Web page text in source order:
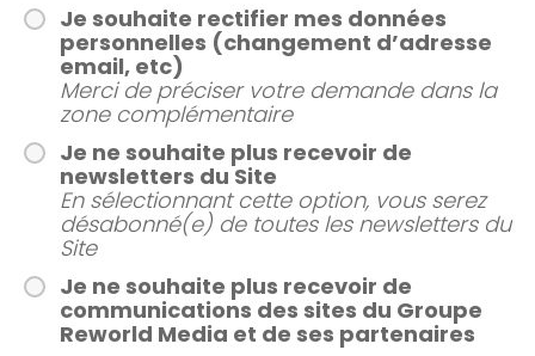
Je souhaite rectifier mes données
personnelles (changement d’adresse
email, etc)
Merci de préciser votre demande dans la
zone complémentaire
Je ne souhaite plus recevoir de
newsletters du Site
En sélectionnant cette option, vous serez
désabonné(e) de toutes les newsletters du
Site
Je ne souhaite plus recevoir de
communications des sites du Groupe
Reworld Media et de ses partenaires